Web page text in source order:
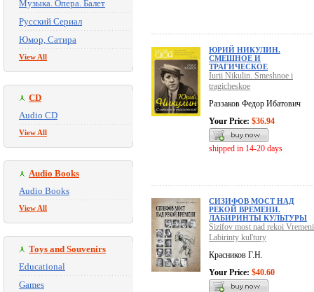
Музыка. Опера. Балет
Русский Сериал
Юмор, Сатира
View All
CD
Audio CD
View All
Audio Books
Audio Books
View All
Toys and Souvenirs
Educational
Games
ЮРИЙ НИКУЛИН.
СМЕШНОЕ И
ТРАГИЧЕСКОЕ
Iurii Nikulin. Smeshnoe i
tragicheskoe
Раззаков Федор Ибатович
Your Price: $36.94
shipped in 14-20 days
СИЗИФОВ МОСТ НАД
РЕКОЙ ВРЕМЕНИ.
ЛАБИРИНТЫ КУЛЬТУРЫ
Sizifov most nad rekoi
Labirinty kul'tury
Красников Г.Н.
Your Price: $40.60